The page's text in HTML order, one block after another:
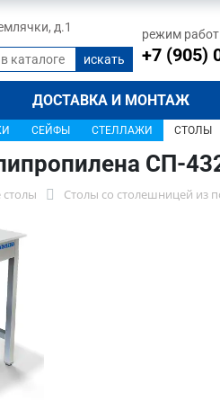
д.1 режим
+7 (905)
ДОСТАВКА И МОНТАЖ
СЕЙФЫ СТЕЛЛАЖИ СТОЛЫ
СП-
Столы со столешницей из